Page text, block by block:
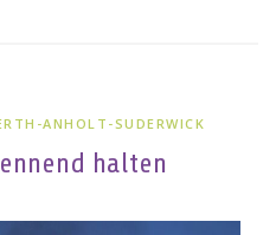
ANHOLT-SUDERWICK
halten